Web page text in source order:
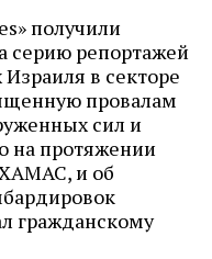
получили
серию репортажей
в секторе
провалам
сил и
на протяжении
и об
гражданскому